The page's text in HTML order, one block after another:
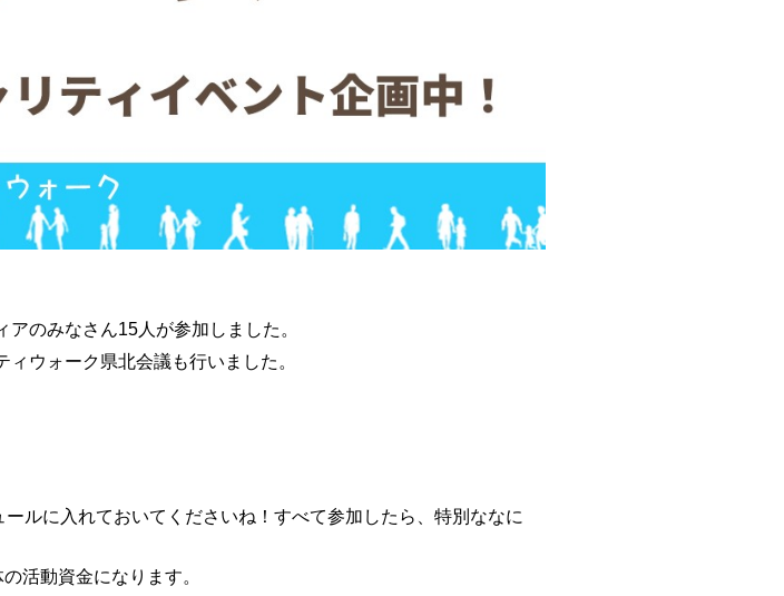
のみなさん15人が参加しました。
ウォーク県北会議も行いました。
ルに入れておいてくださいね！すべて参加したら、特別ななに
活動資金になります。